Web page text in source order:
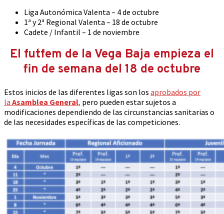
Liga Autonómica Valenta – 4 de octubre
1ª y 2ª Regional Valenta – 18 de octubre
Cadete / Infantil – 1 de noviembre
El futfem de la Vega Baja empieza el
fin de semana del 18 de octubre
Estos inicios de las diferentes ligas son los aprobados por
la Asamblea General, pero pueden estar sujetos a
modificaciones dependiendo de las circunstancias sanitarias o
de las necesidades específicas de las competiciones.